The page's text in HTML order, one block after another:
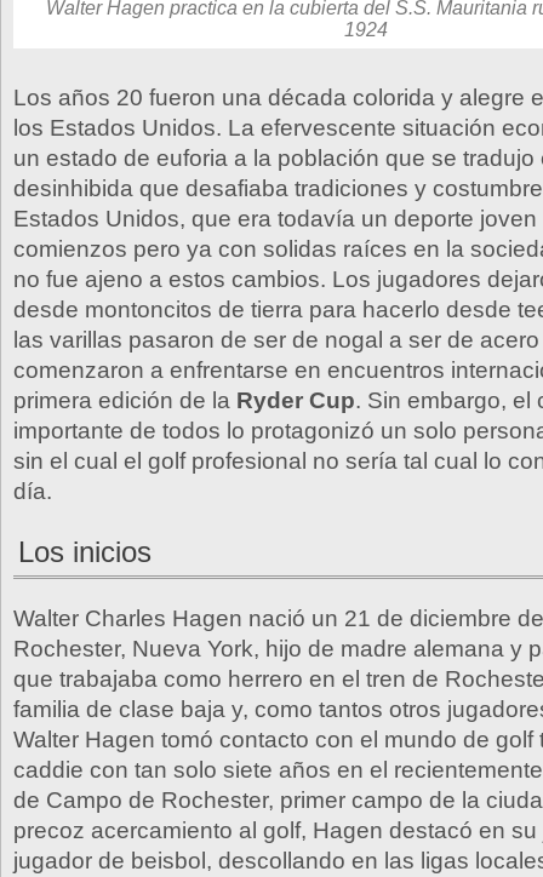
Walter Hagen practica en la cubierta del S.S. Mauritania
1924
Los años 20 fueron una década colorida y alegre
los Estados Unidos. La efervescente situación
un estado de euforia a la población que se
desinhibida que desafiaba tradiciones y
Estados Unidos, que era todavía un deporte
comienzos pero ya con solidas raíces en la
no fue ajeno a estos cambios. Los jugadores
desde montoncitos de tierra para hacerlo desde
las varillas pasaron de ser de nogal a ser de
comenzaron a enfrentarse en encuentros
primera edición de la Ryder Cup. Sin embargo, el
importante de todos lo protagonizó un solo
sin el cual el golf profesional no sería tal cual lo
día.
Los inicios
Walter Charles Hagen nació un 21 de diciembre
Rochester, Nueva York, hijo de madre alemana y
que trabajaba como herrero en el tren de
familia de clase baja y, como tantos otros
Walter Hagen tomó contacto con el mundo de golf
caddie con tan solo siete años en el
de Campo de Rochester, primer campo de la
precoz acercamiento al golf, Hagen destacó en
jugador de beisbol, descollando en las ligas